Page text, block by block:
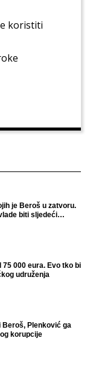
koristiti
je Beroš u zatvoru.
biti sljedeći
000 eura. Evo tko bi
udruženja
Plenković ga
korupcije